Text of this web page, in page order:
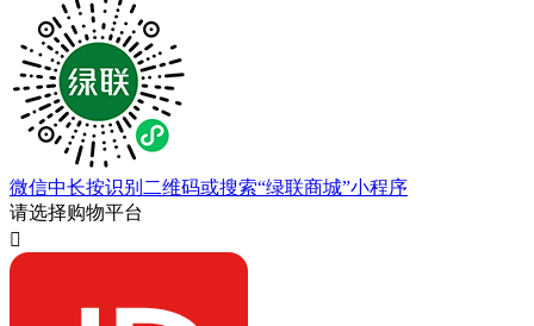
微信中长按识别二维码或搜索“绿联商城”小程序
请选择购物平台
